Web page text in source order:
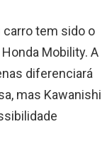
carro tem sido o
Mobility. A
diferenciará
mas Kawanishi